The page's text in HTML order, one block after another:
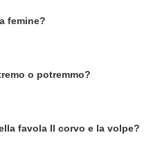
femine?
o potremmo?
favola Il corvo e la volpe?